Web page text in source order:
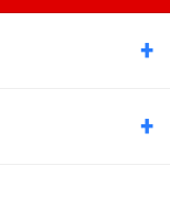
+
+